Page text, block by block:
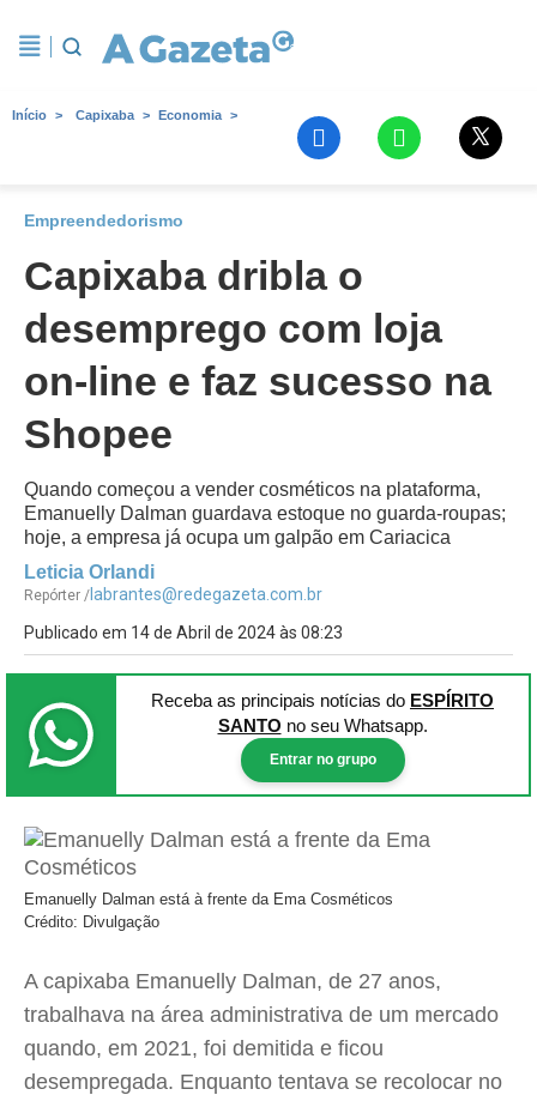
Início Capixaba Economia
Empreendedorismo
Capixaba dribla o
desemprego com loja
on-line e faz sucesso na
Shopee
Quando começou a vender cosméticos na plataforma,
Emanuelly Dalman guardava estoque no guarda-roupas;
hoje, a empresa já ocupa um galpão em Cariacica
Leticia Orlandi
Repórter / labrantes@redegazeta.com.br
Publicado em 14 de Abril de 2024 às 08:23
Receba as principais notícias do ESPÍRITO
SANTO no seu Whatsapp.
Entrar no grupo
Emanuelly Dalman está à frente da Ema Cosméticos
Crédito: Divulgação
A capixaba Emanuelly Dalman, de 27 anos,
trabalhava na área administrativa de um mercado
quando, em 2021, foi demitida e ficou
desempregada. Enquanto tentava se recolocar no